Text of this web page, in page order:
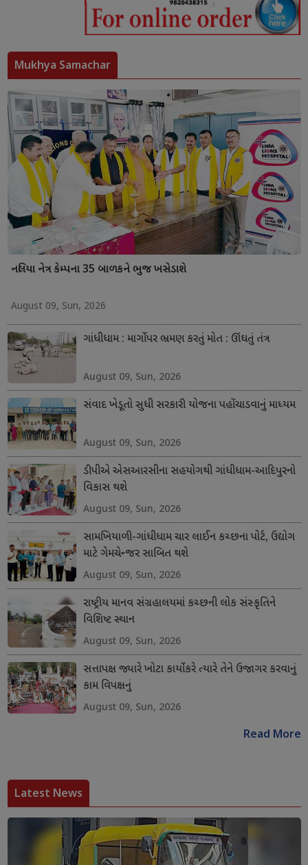
Mukhya Samachar
નલિયા નેત્ર કેમ્પના 35 બાળકને ભુજ ખસેડાશે
August 09, Sun, 2026
ગાંધીધામ : માર્ગો પર ભ્રમણ કરતું મોત : ઊંઘતું તંત્ર
August 09, Sun, 2026
સંવાદ ખેડૂતો સુધી સરકારી યોજના પહોંચાડવાનું માધ્યમ
August 09, Sun, 2026
ડીપીએ એસઆરસીના સહયોગથી ગાંધીધામ-આદિપુરનો
વિકાસ થશે
August 09, Sun, 2026
સામખિયાળી-ગાંધીધામ ચાર લાઈન કચ્છના પોર્ટ, ઉદ્યોગ
માટે ગેમચેન્જર સાબિત થશે
August 09, Sun, 2026
રાષ્ટ્રીય માનવ સંગ્રહાલયમાં કચ્છની લોક સંસ્કૃતિને
વિશિષ્ટ સ્થાન
August 09, Sun, 2026
સત્તાપક્ષ જ્યારે ખોટા કાર્યો કરે ત્યારે તેને ઉજાગર કરવાનું
કામ વિપક્ષનું
August 09, Sun, 2026
Read More
Latest News